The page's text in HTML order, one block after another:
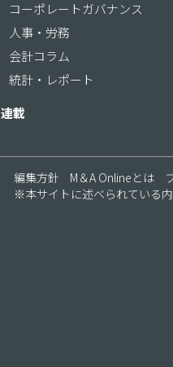
コーポレートガバナンス
人事・労務
会計コラム
統計・レポート
連載
編集方針 M＆A Onlineとは
※本サイトに述べられている